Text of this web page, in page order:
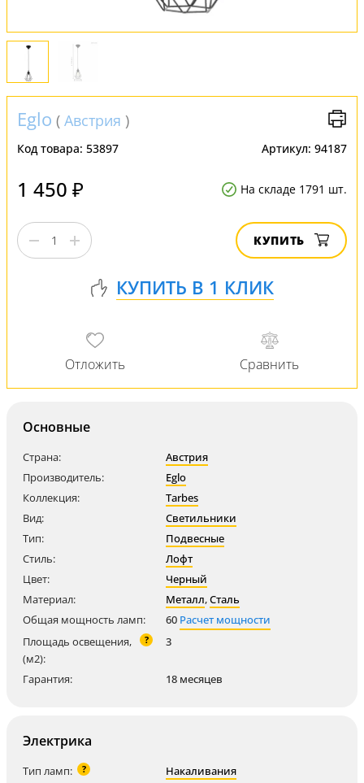
Eglo ( Австрия )
Код товара: 53897 Артикул: 94187
1 450 ₽ На складе 1791 шт.
КУПИТЬ
Основные
Страна:
Австрия
Производитель:
Eglo
Коллекция:
Tarbes
Вид:
Светильники
Тип:
Подвесные
Стиль:
Лофт
Цвет:
Черный
Материал:
Металл,Сталь
Общая мощность ламп:
60 Расчет мощности
Площадь освещения,
(м2):
? 3
Гарантия: 18 месяцев
Электрика
Тип ламп: ?
Накаливания